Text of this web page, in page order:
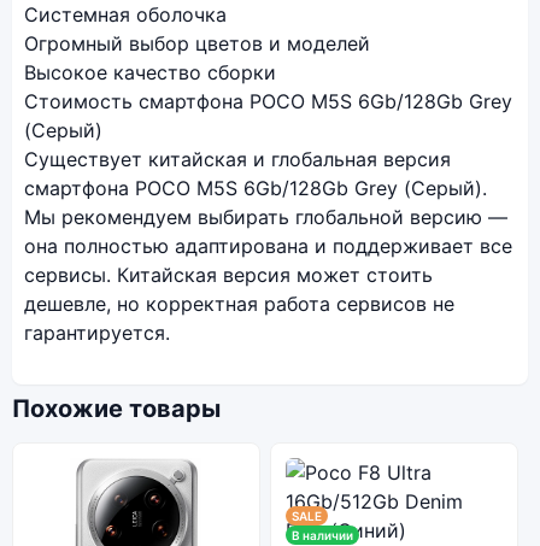
Системная оболочка
Огромный выбор цветов и моделей
Высокое качество сборки
Стоимость смартфона POCO M5S 6Gb/128Gb Grey
(Серый)
Существует китайская и глобальная версия
смартфона POCO M5S 6Gb/128Gb Grey (Серый).
Мы рекомендуем выбирать глобальной версию —
она полностью адаптирована и поддерживает все
сервисы. Китайская версия может стоить
дешевле, но корректная работа сервисов не
гарантируется.
Похожие товары
SALE
В наличии